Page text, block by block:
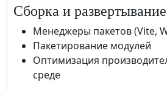
Сборка и развертывание
Менеджеры пакетов (Vite,
Пакетирование модулей
Оптимизация
среде